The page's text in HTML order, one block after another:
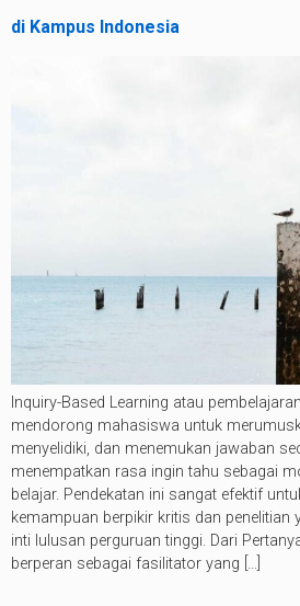
di Kampus Indonesia
Inquiry-Based Learning atau
mendorong mahasiswa untuk
menyelidiki, dan menemukan jawaban
menempatkan rasa ingin tahu sebagai
belajar. Pendekatan ini sangat efektif
kemampuan berpikir kritis dan penelitian
inti lulusan perguruan tinggi. Dari
berperan sebagai fasilitator yang […]